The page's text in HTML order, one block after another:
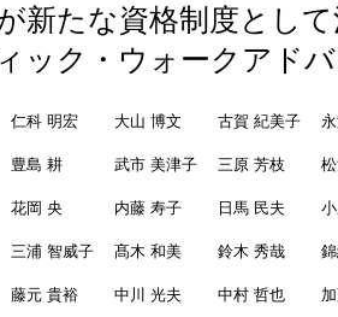
新たな資格制度とし
ック・ウォークアド
仁科 明宏 大山 博文 古賀 紀美子
豊島 耕 武市 美津子 三原 芳枝
花岡 央 内藤 寿子 日馬 民夫
三浦 智威子 髙木 和美 鈴木 秀哉
藤元 貴裕 中川 光夫 中村 哲也